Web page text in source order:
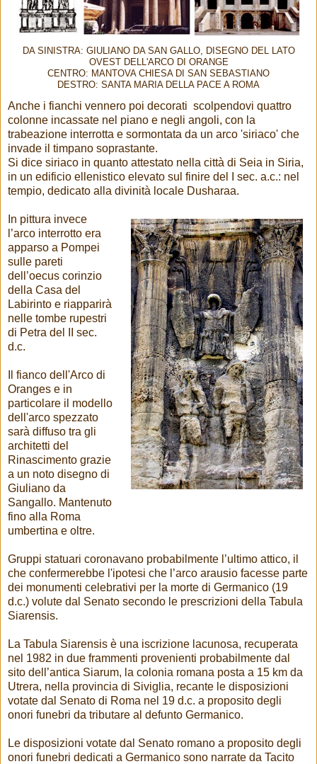
DA SINISTRA: GIULIANO DA SAN GALLO, DISEGNO DEL LATO
OVEST DELL'ARCO DI ORANGE
CENTRO: MANTOVA CHIESA DI SAN SEBASTIANO
DESTRO: SANTA MARIA DELLA PACE A ROMA
Anche i fianchi vennero poi decorati scolpendovi quattro
colonne incassate nel piano e negli angoli, con la
trabeazione interrotta e sormontata da un arco 'siriaco' che
invade il timpano soprastante.
Si dice siriaco in quanto attestato nella città di Seia in Siria,
in un edificio ellenistico elevato sul finire del I sec. a.c.: nel
tempio, dedicato alla divinità locale Dusharaa.
In pittura invece
l’arco interrotto era
apparso a Pompei
sulle pareti
dell’oecus corinzio
della Casa del
Labirinto e riapparirà
nelle tombe rupestri
di Petra del II sec.
d.c.
Il fianco dell'Arco di
Oranges e in
particolare il modello
dell'arco spezzato
sarà diffuso tra gli
architetti del
Rinascimento grazie
a un noto disegno di
Giuliano da
Sangallo. Mantenuto
fino alla Roma
umbertina e oltre.
Gruppi statuari coronavano probabilmente l’ultimo attico, il
che confermerebbe l'ipotesi che l’arco arausio facesse parte
dei monumenti celebrativi per la morte di Germanico (19
d.c.) volute dal Senato secondo le prescrizioni della Tabula
Siarensis.
La Tabula Siarensis è una iscrizione lacunosa, recuperata
nel 1982 in due frammenti provenienti probabilmente dal
sito dell’antica Siarum, la colonia romana posta a 15 km da
Utrera, nella provincia di Siviglia, recante le disposizioni
votate dal Senato di Roma nel 19 d.c. a proposito degli
onori funebri da tributare al defunto Germanico.
Le disposizioni votate dal Senato romano a proposito degli
onori funebri dedicati a Germanico sono narrate da Tacito